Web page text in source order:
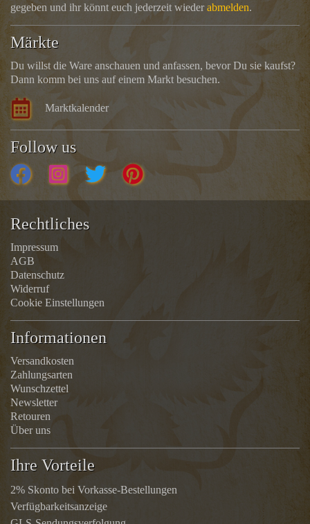
gegeben und ihr könnt euch jederzeit wiederabmelden.
Märkte
Du willst die Ware anschauen und anfassen, bevor Du sie kaufst?
Dann komm bei uns auf einem Markt besuchen.
Marktkalender
Follow us
Rechtliches
Impressum
AGB
Datenschutz
Widerruf
Cookie Einstellungen
Informationen
Versandkosten
Zahlungsarten
Wunschzettel
Newsletter
Retouren
Über uns
Ihre Vorteile
2% Skonto bei Vorkasse-Bestellungen
Verfügbarkeitsanzeige